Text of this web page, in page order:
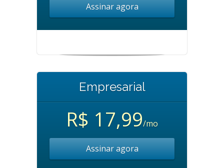
Assinar agora
Empresarial
R$ 17,99/mo
Assinar agora